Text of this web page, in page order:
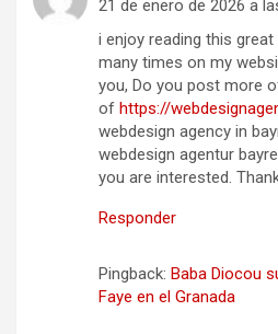
21 de enero de 2026 a
i enjoy reading this
many times on my
you, Do you post more
of https://
webdesign agency in
webdesign agentur
you are interested.
Responder
Pingback: Baba Diocou
Faye en el Granada